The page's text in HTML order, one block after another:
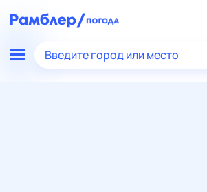
Введите город или место